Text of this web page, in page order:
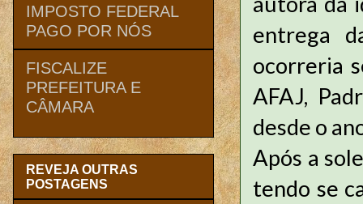
entrega
ocorreria
AFAJ,
desde o
Após a
tendo se
IMPOSTO FEDERAL
PAGO POR NÓS
FISCALIZE
PREFEITURA E
CÂMARA
REVEJA OUTRAS
POSTAGENS